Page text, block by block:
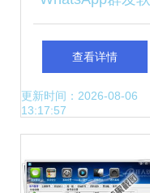
件 开发策略与功能
优化全解析
查看详情
更新时间：2026-08-06
13:17:57